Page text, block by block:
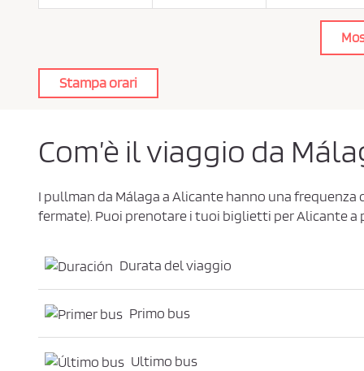
c
c
y
Stampa orari
Com’è il viaggio da
I pullman da Málaga a Alicante hanno una frequenza
fermate). Puoi prenotare i tuoi biglietti per Alicante a
Durata del viaggio
Primo bus
Ultimo bus